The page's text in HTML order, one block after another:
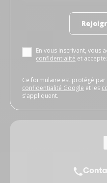
En vous inscrivant, vous
confidentialité et
Ce formulaire est protégé par
confidentialité Google et les
s'appliquent.